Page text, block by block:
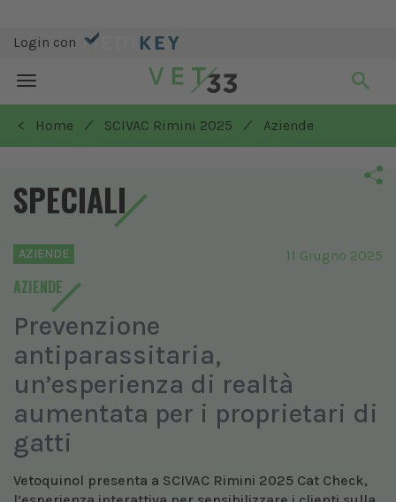
Login con
Toggle
navigation
< Home
/ SCIVAC Rimini 2025 / Aziende
SPECIALI
AZIENDE
AZIENDE
11 Giugno 2025
Prevenzione
antiparassitaria,
un’esperienza di realtà
aumentata per i proprietari di
gatti
Vetoquinol presenta a SCIVAC Rimini 2025 Cat Check,